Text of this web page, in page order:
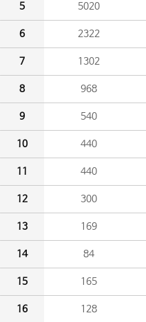
5 5020
6 2322
7 1302
8 968
9 540
10 440
11 440
12 300
13 169
14 84
15 165
16 128